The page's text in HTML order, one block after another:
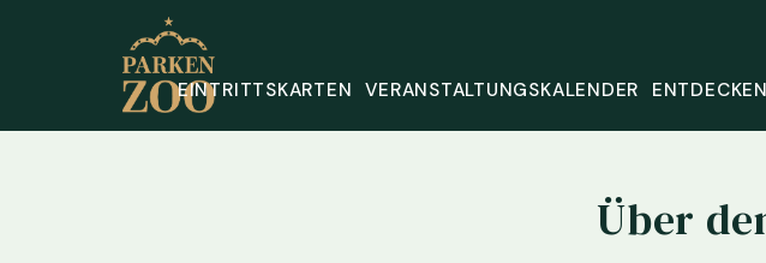
EINTRITTSKARTEN VERANSTALTUNGSKALENDER
Über